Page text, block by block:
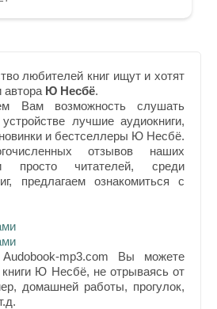
любителей книг ищут и хотят
автора Ю Несбё.
Вам возможность слушать
лучшие аудиокниги,
и бестселлеры Ю Несбё.
отзывов наших
просто читателей, среди
предлагаем ознакомиться с
mp3.com Вы можете
Ю Несбё, не отрываясь от
домашней работы, прогулок,